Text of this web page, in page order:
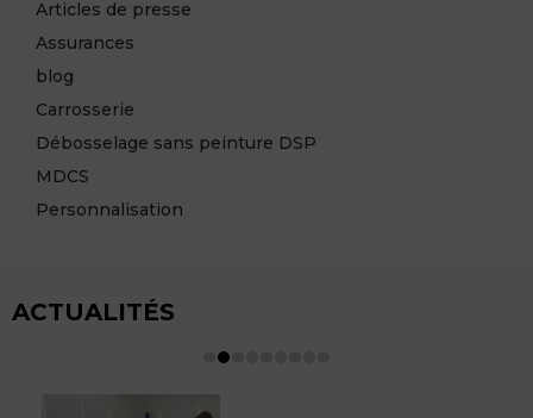
Articles de presse
Assurances
blog
Carrosserie
Débosselage sans peinture DSP
MDCS
Personnalisation
ACTUALITÉS